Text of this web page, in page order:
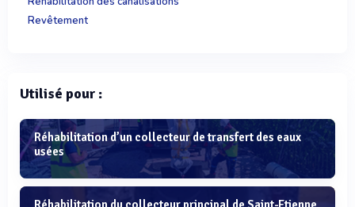
Revêtement
Utilisé pour :
Réhabilitation d’un collecteur de transfert des eaux
usées